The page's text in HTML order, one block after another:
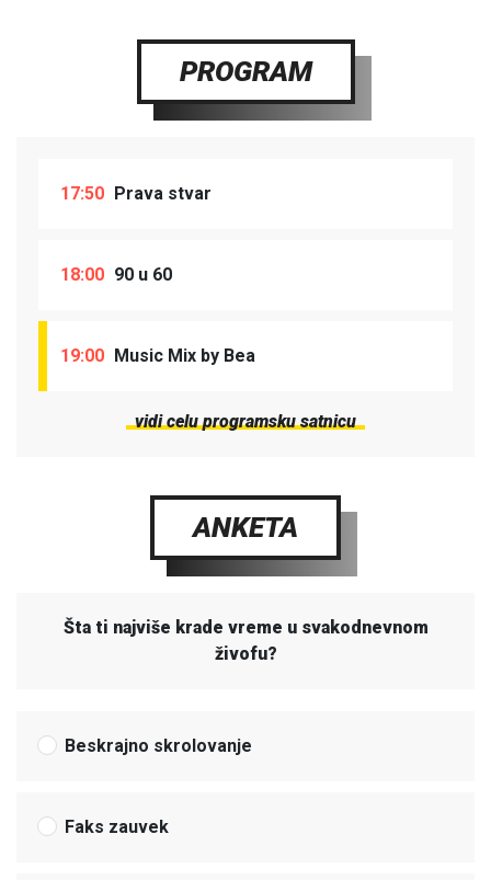
PROGRAM
17:50 Prava stvar
18:00 90 u 60
19:00 Music Mix by Bea
vidi celu programsku satnicu
ANKETA
Šta ti najviše krade vreme u svakodnevnom
živofu?
Beskrajno skrolovanje
Faks zauvek